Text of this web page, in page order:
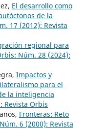
El desarrollo como
de la
17 (2012): Revista
regional para
Núm. 28 (2024):
Impactos y
para el
la inteligencia
Revista Orbis
Fronteras: Reto
6 (2000): Revista